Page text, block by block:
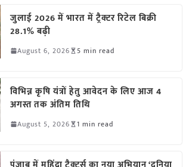
जुलाई 2026 में भारत में ट्रैक्टर रिटेल बिक्री
28.1% बढ़ी
August 6, 2026 5 min read
विभिन्न कृषि यंत्रों हेतु आवेदन के लिए आज 4
अगस्त तक अंतिम तिथि
August 5, 2026 1 min read